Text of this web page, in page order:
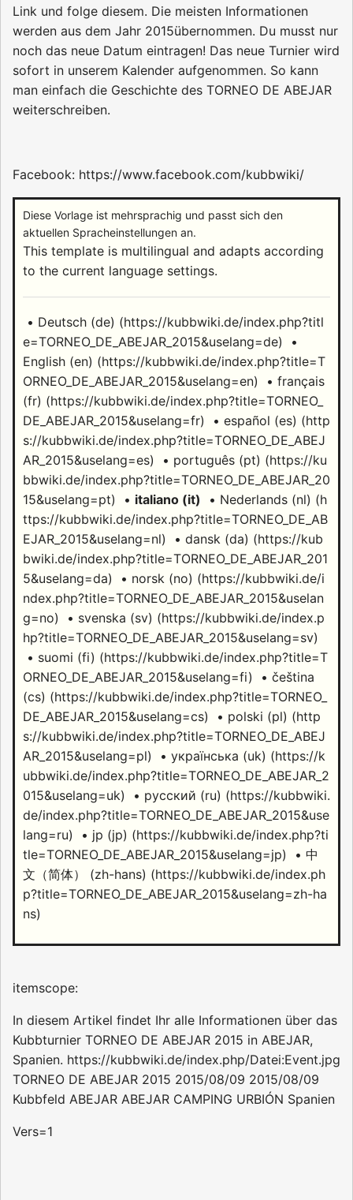
Link und folge diesem. Die meisten Informationen
werden aus dem Jahr 2015übernommen. Du musst nur
noch das neue Datum eintragen! Das neue Turnier wird
sofort in unserem Kalender aufgenommen. So kann
man einfach die Geschichte des TORNEO DE ABEJAR
weiterschreiben.
Facebook: https://www.facebook.com/kubbwiki/
Diese Vorlage ist mehrsprachig und passt sich den
aktuellen Spracheinstellungen an.
This template is multilingual and adapts according
to the current language settings.
• Deutsch (de)
•
English (en)
• français
(fr)
• español (es)
• português (pt)
• italiano (it) • Nederlands (nl)
• dansk (da)
• norsk (no)
• svenska (sv)
• suomi (fi)
• čeština
(cs)
• polski (pl)
• українська (uk)
• русский (ru)
• jp (jp)
• 中
文（简体）‎ (zh-hans)
itemscope:
In diesem Artikel findet Ihr alle Informationen über das
Kubbturnier TORNEO DE ABEJAR 2015 in ABEJAR,
Spanien. https://kubbwiki.de/index.php/Datei:Event.jpg
TORNEO DE ABEJAR 2015 2015/08/09 2015/08/09
Kubbfeld ABEJAR ABEJAR CAMPING URBIÓN Spanien
Vers=1